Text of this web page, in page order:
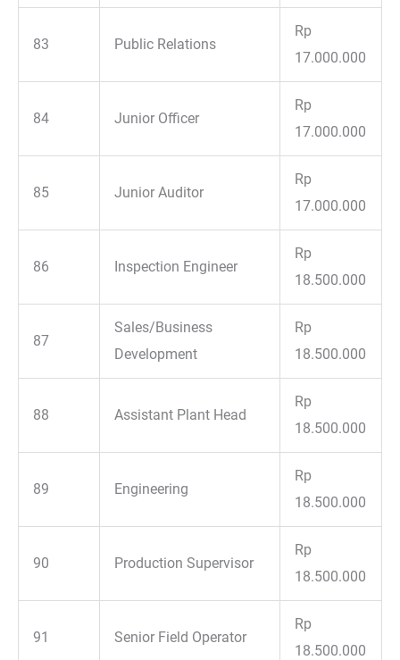
83 Public Relations
Rp
17.000.000
84 Junior Officer
Rp
17.000.000
85 Junior Auditor
Rp
17.000.000
86 Inspection Engineer
Rp
18.500.000
87
Sales/Business
Development
Rp
18.500.000
88 Assistant Plant Head
Rp
18.500.000
89 Engineering
Rp
18.500.000
90 Production Supervisor
Rp
18.500.000
91 Senior Field Operator
Rp
18.500.000